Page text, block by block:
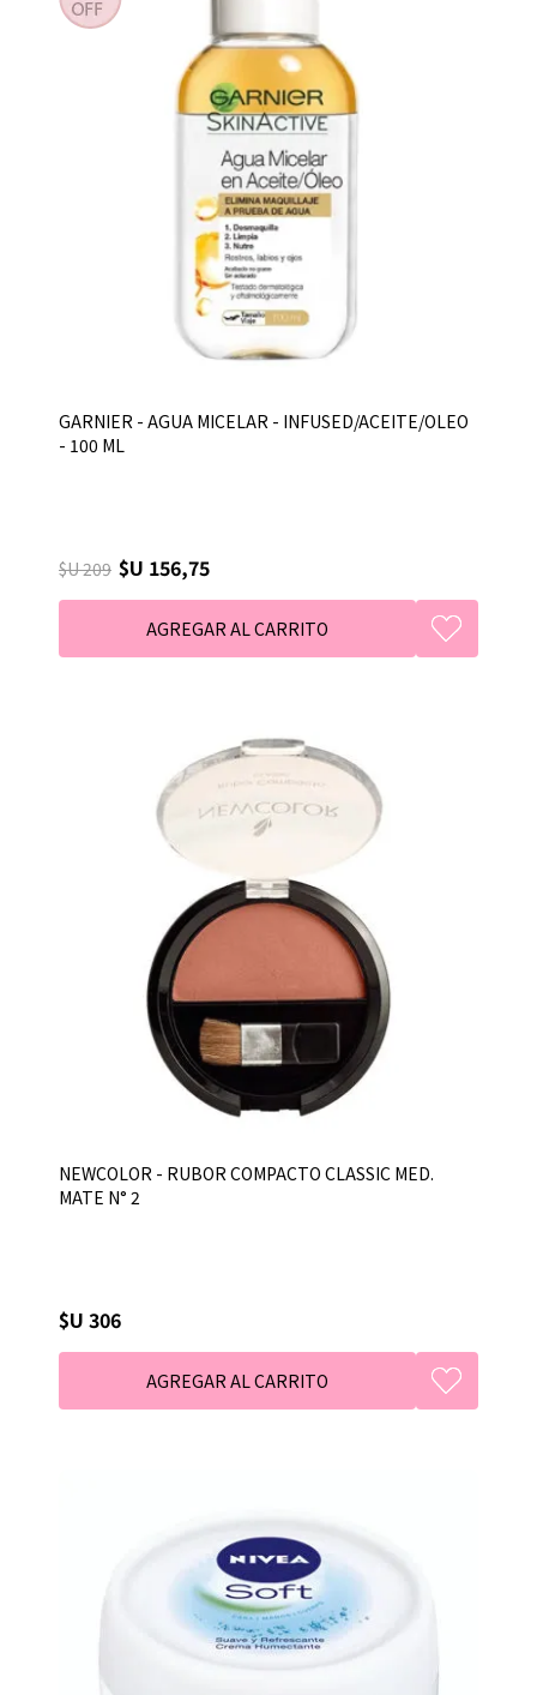
GARNIER - AGUA MICELAR - INFUSED/ACEITE/OLEO
- 100 ML
$U 209 $U 156,75
NEWCOLOR - RUBOR COMPACTO CLASSIC MED.
MATE N° 2
$U 306